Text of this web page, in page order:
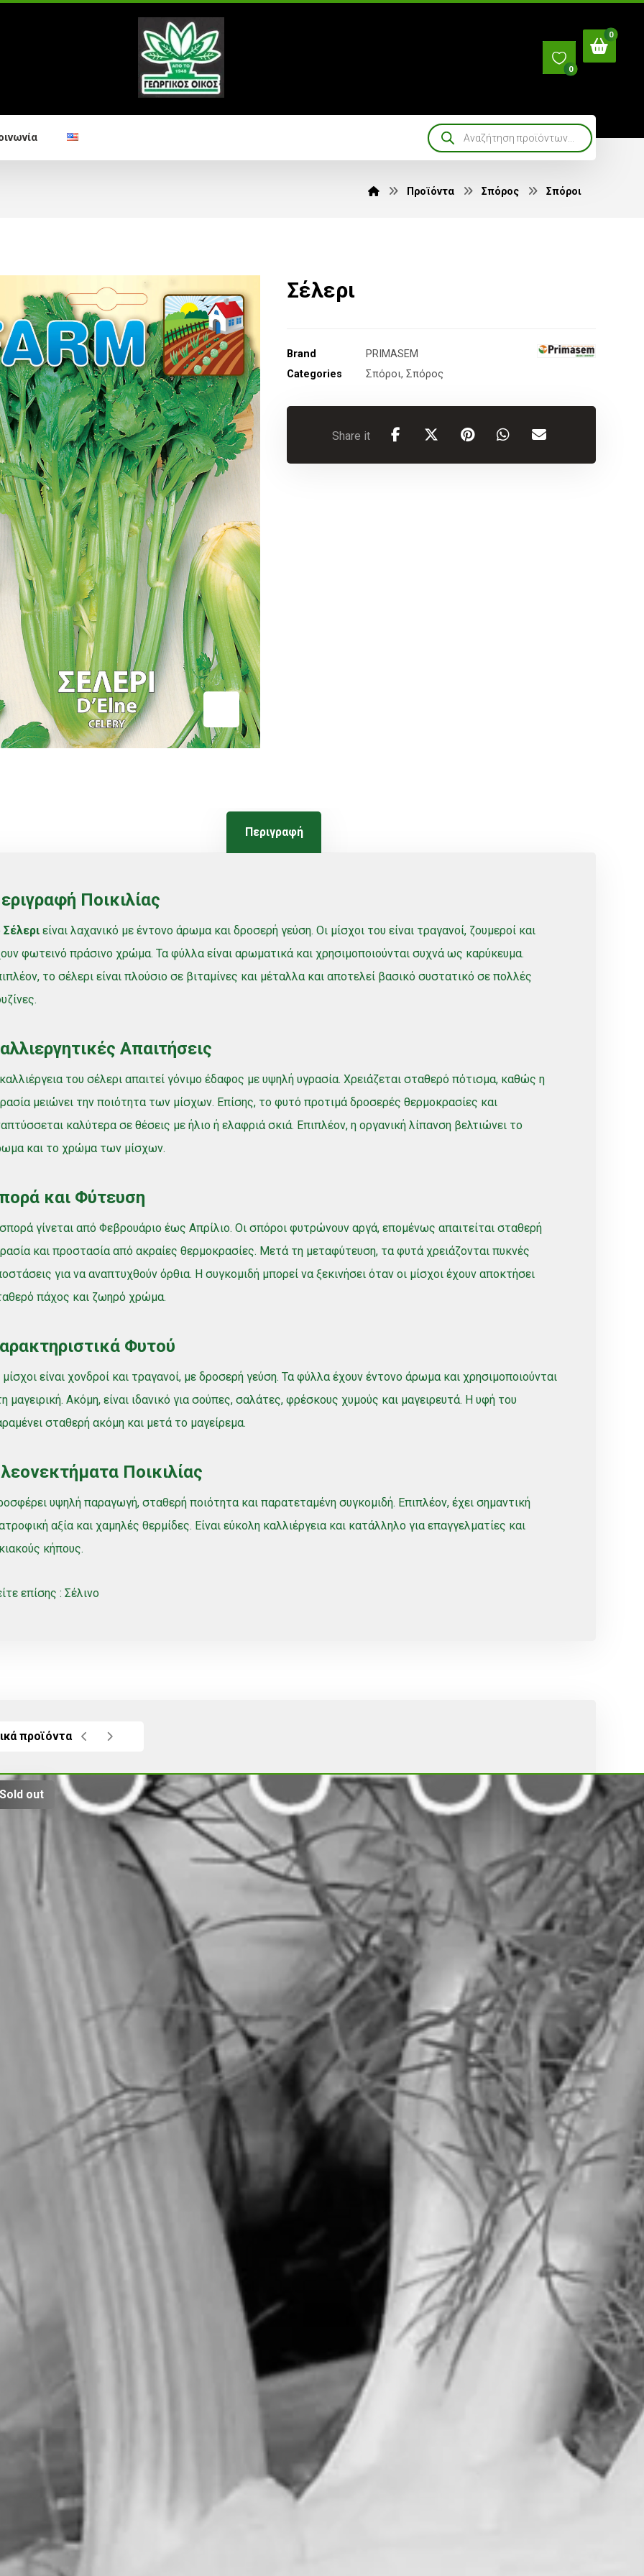
Προϊόντα Σπόρος Σπόροι
Σέλερι
Brand
PRIMASEM
Categories
Σπόροι,Σπόρος
Περιγραφή
Ποικιλίας
Σέλεριείναι λαχανικό με έντονο άρωμα και δροσερή γεύση. Οι μίσχοι του είναι τραγανοί, ζουμεροί και
φωτεινό πράσινο χρώμα. Τα φύλλα είναι αρωματικά και χρησιμοποιούνται συχνά ως καρύκευμα.
το σέλερι είναι πλούσιο σε βιταμίνες και μέταλλα και αποτελεί βασικό συστατικό σε πολλές
Απαιτήσεις
του σέλερι απαιτεί γόνιμο έδαφος με υψηλή υγρασία. Χρειάζεται σταθερό πότισμα, καθώς η
μειώνει την ποιότητα των μίσχων. Επίσης, το φυτό προτιμά δροσερές θερμοκρασίες και
καλύτερα σε θέσεις με ήλιο ή ελαφριά σκιά. Επιπλέον, η οργανική λίπανση βελτιώνει το
και το χρώμα των μίσχων.
και Φύτευση
γίνεται από Φεβρουάριο έως Απρίλιο. Οι σπόροι φυτρώνουν αργά, επομένως απαιτείται σταθερή
και προστασία από ακραίες θερμοκρασίες. Μετά τη μεταφύτευση, τα φυτά χρειάζονται πυκνές
για να αναπτυχθούν όρθια. Η συγκομιδή μπορεί να ξεκινήσει όταν οι μίσχοι έχουν αποκτήσει
πάχος και ζωηρό χρώμα.
Φυτού
μίσχοι είναι χονδροί και τραγανοί, με δροσερή γεύση. Τα φύλλα έχουν έντονο άρωμα και χρησιμοποιούνται
μαγειρική. Ακόμη, είναι ιδανικό για σούπες, σαλάτες, φρέσκους χυμούς και μαγειρευτά. Η υφή του
σταθερή ακόμη και μετά το μαγείρεμα.
Ποικιλίας
υψηλή παραγωγή, σταθερή ποιότητα και παρατεταμένη συγκομιδή. Επιπλέον, έχει σημαντική
αξία και χαμηλές θερμίδες. Είναι εύκολη καλλιέργεια και κατάλληλο για επαγγελματίες και
κήπους.
επίσης : Σέλινο
προϊόντα
out